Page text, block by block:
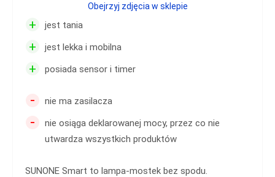
+ jest tania
+ jest lekka i mobilna
+ posiada sensor i timer
- nie ma zasilacza
-
nie osiąga deklarowanej mocy, przez co nie
utwardza wszystkich produktów
SUNONE Smart to lampa-mostek bez spodu.
Obejrzyj zdjęcia w sklepie